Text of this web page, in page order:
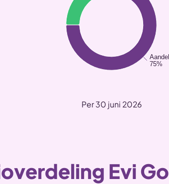
75%
Per 30 juni 2026
Evi